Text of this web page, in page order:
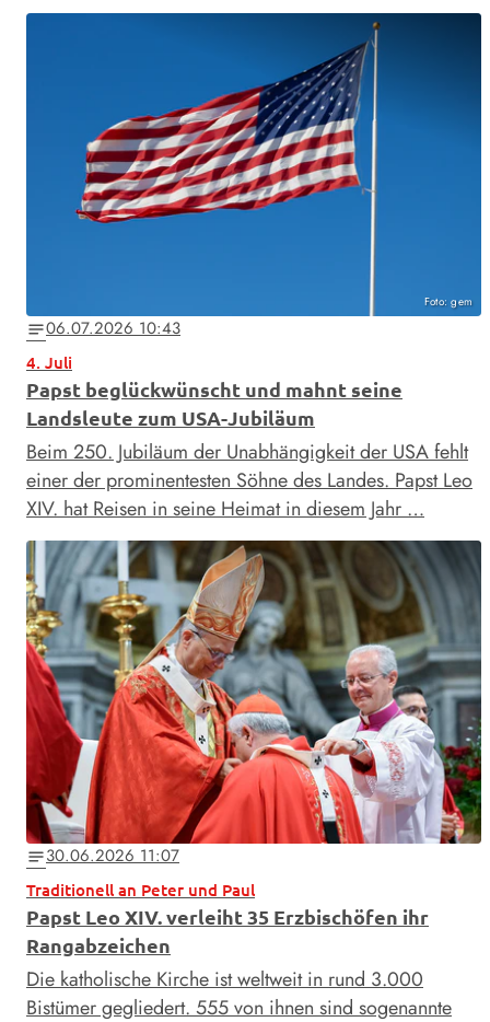
Foto: gem
notes06.07.2026 10:43
4. Juli
Papst beglückwünscht und mahnt seine
Landsleute zum USA-Jubiläum
Beim 250. Jubiläum der Unabhängigkeit der USA fehlt
einer der prominentesten Söhne des Landes. Papst Leo
XIV. hat Reisen in seine Heimat in diesem Jahr …
notes30.06.2026 11:07
Traditionell an Peter und Paul
Papst Leo XIV. verleiht 35 Erzbischöfen ihr
Rangabzeichen
Die katholische Kirche ist weltweit in rund 3.000
Bistümer gegliedert. 555 von ihnen sind sogenannte